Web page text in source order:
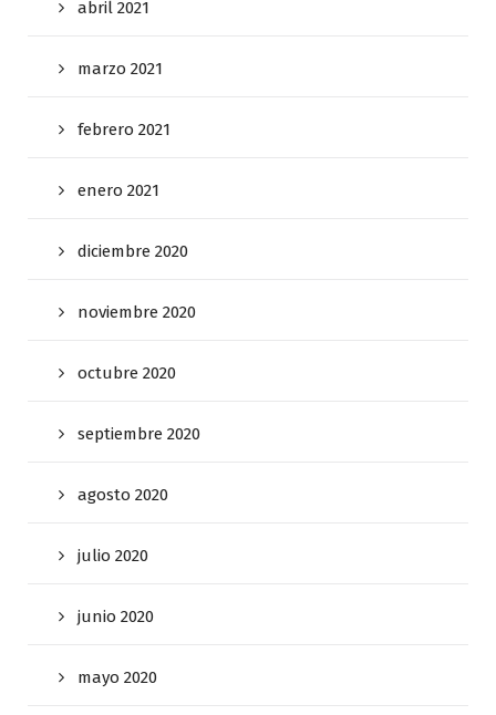
abril 2021
marzo 2021
febrero 2021
enero 2021
diciembre 2020
noviembre 2020
octubre 2020
septiembre 2020
agosto 2020
julio 2020
junio 2020
mayo 2020